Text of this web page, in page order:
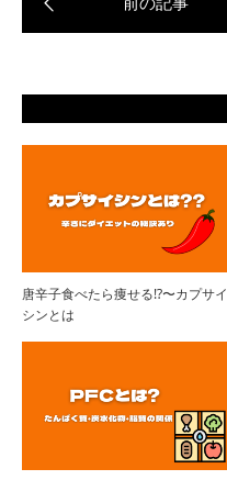
唐辛子食べたら痩せる!?〜カプサイ
シンとは